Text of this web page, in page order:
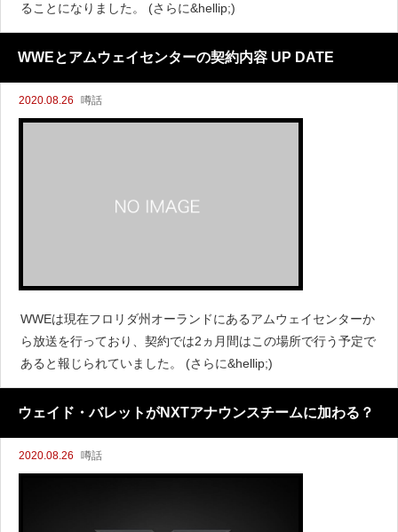
ることになりました。 (さらに&hellip;)
WWEとアムウェイセンターの契約内容 UP DATE
2020.08.26 噂話
WWEは現在フロリダ州オーランドにあるアムウェイセンターか
ら放送を行っており、契約では2ヵ月間はこの場所で行う予定で
あると報じられていました。 (さらに&hellip;)
ウェイド・バレットがNXTアナウンスチームに加わる？
2020.08.26 噂話